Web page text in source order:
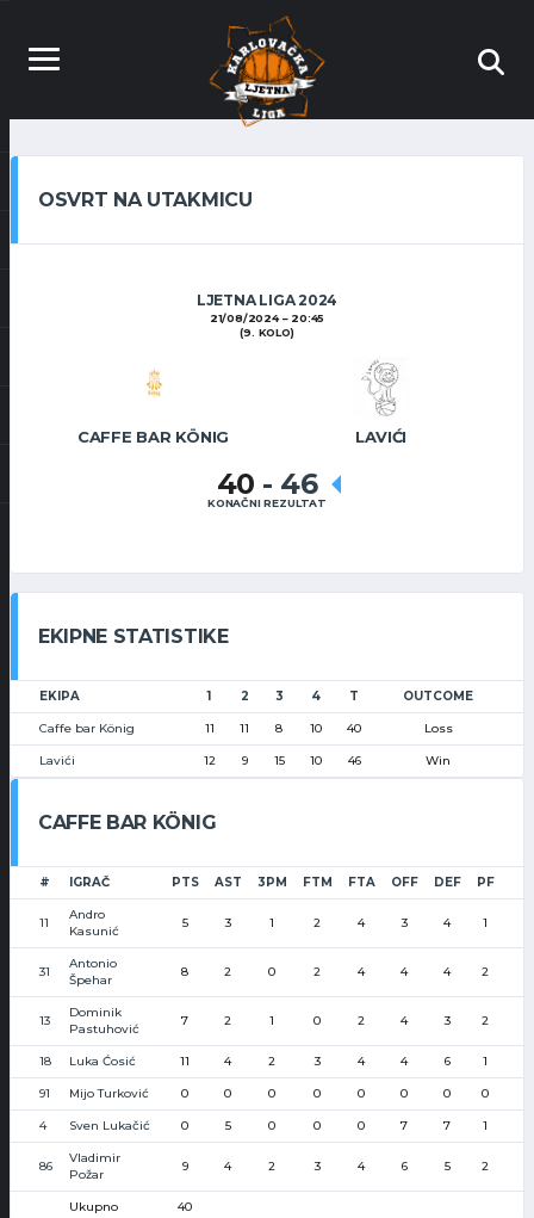
OSVRT NA UTAKMICU
LJETNA LIGA 2024
21/08/2024
20:45
(9. KOLO)
CAFFE BAR KÖNIG LAVIĆI
40 - 46
KONAČNI REZULTAT
EKIPNE STATISTIKE
EKIPA 1 2 3 4 T OUTCOME
Caffe bar König 11 11 8 10 40 Loss
Lavići 12 9 15 10 46 Win
CAFFE BAR KÖNIG
# IGRAČ PTS AST 3PM FTM FTA OFF DEF PF
11
Andro
Kasunić
5 3 1 2 4 3 4 1
31
Antonio
Špehar
8 2 0 2 4 4 4 2
13
Dominik
Pastuhović
7 2 1 0 2 4 3 2
18 Luka Ćosić 11 4 2 3 4 4 6 1
91 Mijo Turković 0 0 0 0 0 0 0 0
4 Sven Lukačić 0 5 0 0 0 7 7 1
86
Vladimir
Požar
9 4 2 3 4 6 5 2
Ukupno 40